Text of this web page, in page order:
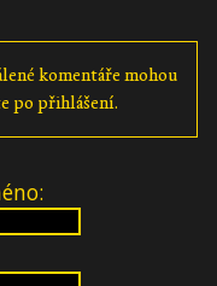
komentáře mohou
po přihlášení.